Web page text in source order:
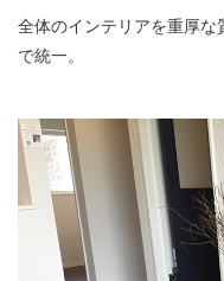
全体のインテリアを重厚
で統一。